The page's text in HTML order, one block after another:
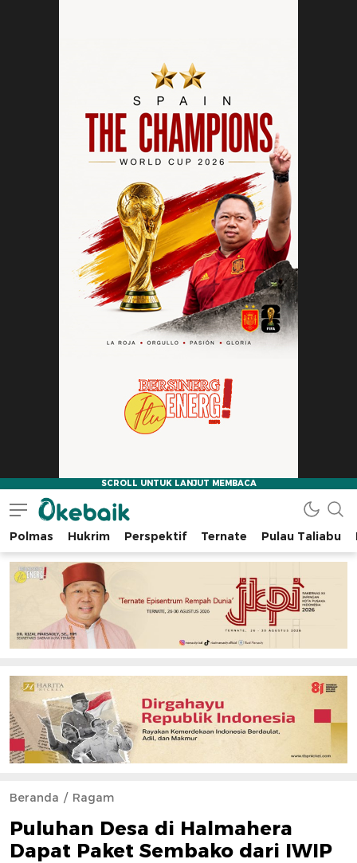
Okebaik.id
Baiknya Dibaca
Polmas Hukrim Perspektif Ternate Pulau Taliabu
Beranda Ragam
Puluhan Desa di Halmahera
Dapat Paket Sembako dari IWIP